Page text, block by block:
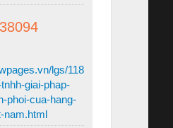
lgs/118
giai-phap-
phoi-cua-hang-
nam.html